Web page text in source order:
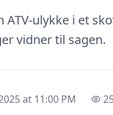
ATV-ulykke i et
vidner til sagen.
at 11:00 PM